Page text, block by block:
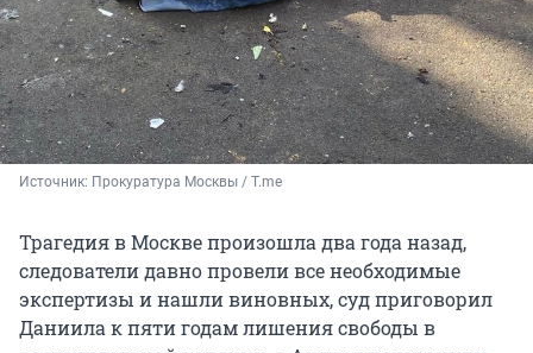
Источник: Прокуратура Москвы / T.me
Трагедия в Москве произошла два года назад,
следователи давно провели все необходимые
экспертизы и нашли виновных, суд приговорил
Даниила к пяти годам лишения свободы в